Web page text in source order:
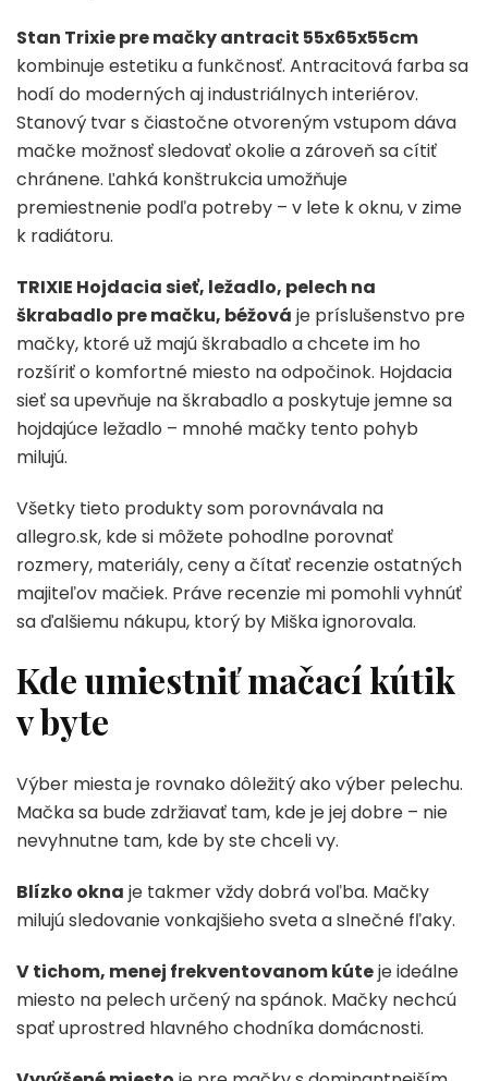
Stan Trixie pre mačky antracit 55x65x55cm
kombinuje estetiku a funkčnosť. Antracitová farba sa
hodí do moderných aj industriálnych interiérov.
Stanový tvar s čiastočne otvoreným vstupom dáva
mačke možnosť sledovať okolie a zároveň sa cítiť
chránene. Ľahká konštrukcia umožňuje
premiestnenie podľa potreby – v lete k oknu, v zime
k radiátoru.
TRIXIE Hojdacia sieť, ležadlo, pelech na
škrabadlo pre mačku, béžová je príslušenstvo pre
mačky, ktoré už majú škrabadlo a chcete im ho
rozšíriť o komfortné miesto na odpočinok. Hojdacia
sieť sa upevňuje na škrabadlo a poskytuje jemne sa
hojdajúce ležadlo – mnohé mačky tento pohyb
milujú.
Všetky tieto produkty som porovnávala na
allegro.sk, kde si môžete pohodlne porovnať
rozmery, materiály, ceny a čítať recenzie ostatných
majiteľov mačiek. Práve recenzie mi pomohli vyhnúť
sa ďalšiemu nákupu, ktorý by Miška ignorovala.
Kde umiestniť mačací kútik
v byte
Výber miesta je rovnako dôležitý ako výber pelechu.
Mačka sa bude zdržiavať tam, kde je jej dobre – nie
nevyhnutne tam, kde by ste chceli vy.
Blízko okna je takmer vždy dobrá voľba. Mačky
milujú sledovanie vonkajšieho sveta a slnečné fľaky.
V tichom, menej frekventovanom kúteje ideálne
miesto na pelech určený na spánok. Mačky nechcú
spať uprostred hlavného chodníka domácnosti.